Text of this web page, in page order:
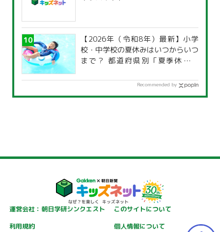
【2026年（令和8年）最新】小学
校・中学校の夏休みはいつからいつ
まで？ 都道府県別「夏季休暇一
Recommended by
運営会社：朝日学研シンクエスト
このサイトについて
利用規約
個人情報について